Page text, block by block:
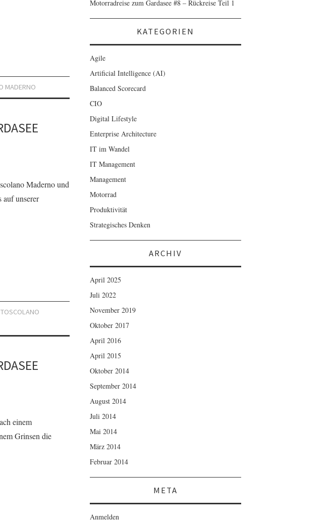
MADERNO
Maderno und
auf unserer
TOSCOLANO
einem
Grinsen die
Motorradreise zum Gardasee #8 – Rückreise Teil 1
KATEGORIEN
Agile
Artificial Intelligence (AI)
Balanced Scorecard
CIO
Digital Lifestyle
Enterprise Architecture
IT im Wandel
IT Management
Management
Motorrad
Produktivität
Strategisches Denken
ARCHIV
April 2025
Juli 2022
November 2019
Oktober 2017
April 2016
April 2015
Oktober 2014
September 2014
August 2014
Juli 2014
Mai 2014
März 2014
Februar 2014
META
Anmelden